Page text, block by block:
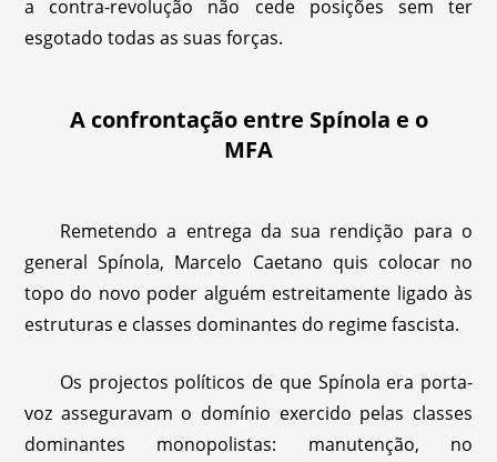
a contra-revolução não cede posições sem ter
esgotado todas as suas forças.
A confrontação entre Spínola e o
MFA
Remetendo a entrega da sua rendição para o
general Spínola, Marcelo Caetano quis colocar no
topo do novo poder alguém estreitamente ligado às
estruturas e classes dominantes do regime fascista.
Os projectos políticos de que Spínola era porta-
voz asseguravam o domínio exercido pelas classes
dominantes monopolistas: manutenção, no